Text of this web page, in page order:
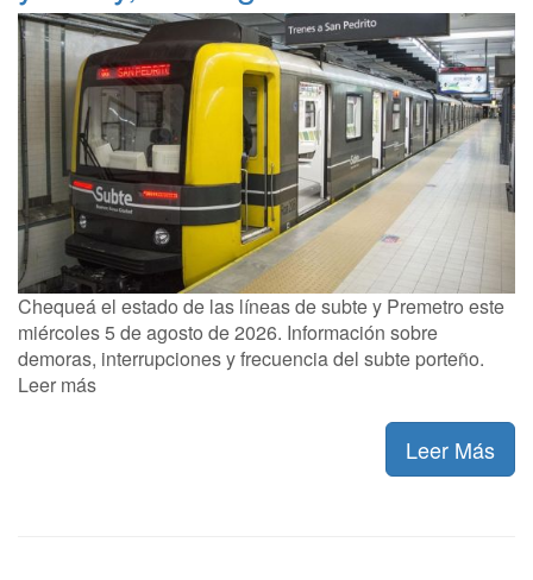
Chequeá el estado de las líneas de subte y Premetro este
miércoles 5 de agosto de 2026. Información sobre
demoras, interrupciones y frecuencia del subte porteño.
Leer más
Leer Más